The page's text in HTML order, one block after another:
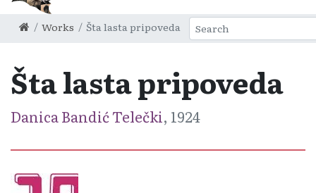
Works Šta lasta pripoveda
Šta lasta pripoveda
Danica Bandić Telečki, 1924